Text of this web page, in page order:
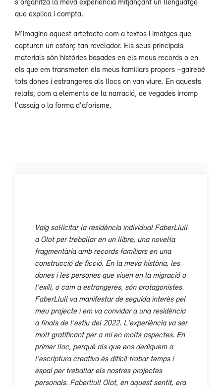
que explica i compta.
M'imagino aquest artefacte com a textos i imatges que
capturen un esforç tan revelador. Els seus principals
materials són històries basades en els meus records o en
els que em transmeten els meus familiars propers –gairebé
tots dones i estrangeres als llocs on van viure. En aquests
relats, com a elements de la narració, de vegades irromp
l'assaig o la forma d'aforisme.
Vaig sol·licitar la residència individual FaberLlull
a Olot per treballar en un llibre, una novel·la
fragmentària amb records familiars en una
construcció de ficció. En la meva història, les
dones i les persones que viuen en la migració o
l'exili, o com a estrangeres, són protagonistes.
FaberLlull va manifestar de seguida interès pel
meu projecte i em va convidar a una residència
a finals de l'estiu del 2022. L'experiència va ser
molt gratificant per a mi en molts aspectes. En
primer lloc, perquè als que ens dediquem a
l'escriptura creativa és difícil trobar temps i
espai per treballar els nostres projectes
personals. Faberllull Olot, en aquest sentit, era